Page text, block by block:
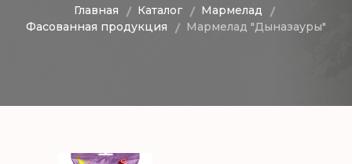
Главная Каталог
Мармелад
Фасованная продукция
Мармелад "Дыназауры"